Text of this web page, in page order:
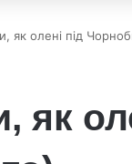
як олені під
як